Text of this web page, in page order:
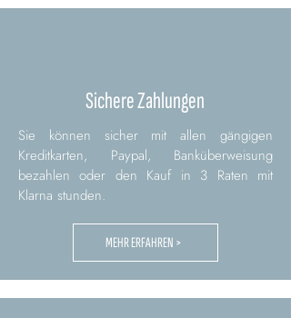
Sichere Zahlungen
Sie können sicher mit allen gängigen
Kreditkarten, Paypal, Banküberweisung
bezahlen oder den Kauf in 3 Raten mit
Klarna stunden.
MEHR ERFAHREN >